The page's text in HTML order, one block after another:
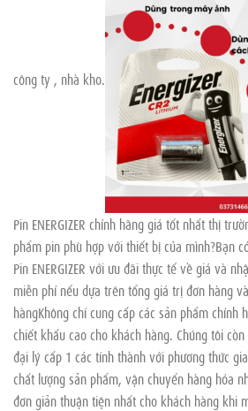
công ty , nhà kho.
Pin ENERGIZER chính hãng giá tốt nhất thị
phẩm pin phù hợp với thiết bị của mình?Bạn
Pin ENERGIZER với ưu đãi thực tế về giá và
miễn phí nếu dựa trên tổng giá trị đơn hàng
hàngKhông chỉ cung cấp các sản phẩm chính
chiết khấu cao cho khách hàng. Chúng tôi
đại lý cấp 1 các tỉnh thành với phương thức
chất lượng sản phẩm, vận chuyển hàng hóa
đơn giản thuận tiện nhất cho khách hàng khi